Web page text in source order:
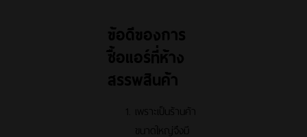
ข้อดีของการ
ซื้อแอร์ที่ห้าง
สรรพสินค้า
เพราะเป็นร้านค้า
ขนาดใหญ่จึงมี